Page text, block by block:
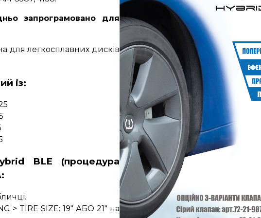
запрограмовано для
для легкосплавних дисків
із:
BLE (процедура
> TIRE SIZE: 19" АБО 21" на